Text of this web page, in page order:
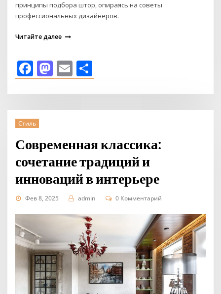
принципы подбора штор, опираясь на советы
профессиональных дизайнеров.
Читайте далее
Facebook
Mastodon
Email
Стиль
Современная классика:
сочетание традиций и
инноваций в интерьере
Фев 8, 2025 admin 0 Комментарий